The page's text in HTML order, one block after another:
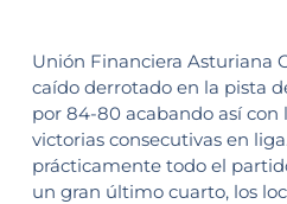
Unión Financiera Asturiana
caído derrotado en la pista
por 84-80 acabando así con
victorias consecutivas en
prácticamente todo el
un gran último cuarto, los